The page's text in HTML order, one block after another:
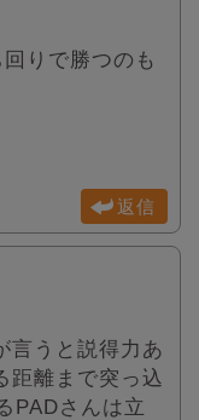
りで勝つのも
返信
言うと説得力あ
距離まで突っ込
PADさんは立